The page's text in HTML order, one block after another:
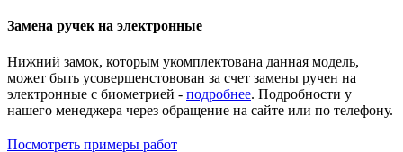
Замена ручек на электронные
Нижний замок, которым укомплектована данная модель,
может быть усовершенстовован за счет замены ручен на
электронные с биометрией - подробнее. Подробности у
нашего менеджера через обращение на сайте или по телефону.
Посмотреть примеры работ